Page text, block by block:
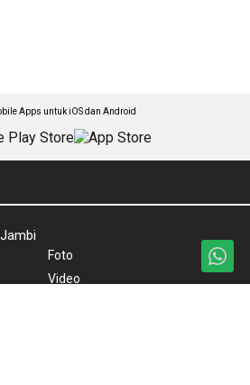
Apps untuk iOS dan Android
Foto
Video